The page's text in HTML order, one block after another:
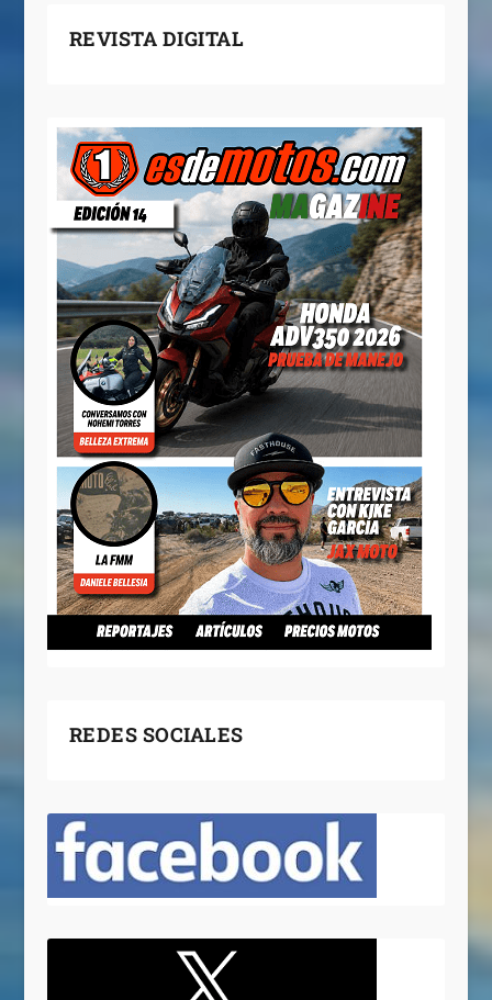
REVISTA DIGITAL
REDES SOCIALES